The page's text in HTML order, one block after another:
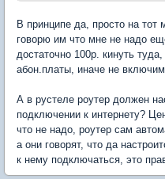
В принципе да, просто на
говорю им что мне не надо
достаточно 100р. кинуть
абон.платы, иначе не
А в рустеле роутер должен
подключении к интернету?
что не надо, роутер сам
а они говорят, что да
к нему подключаться, это